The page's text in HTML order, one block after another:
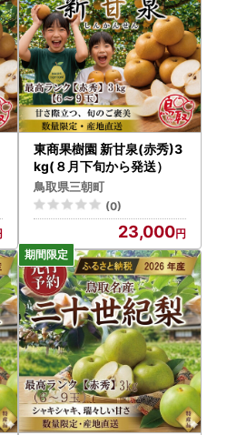
東商果樹園 新甘泉(赤秀)3
kg(８月下旬から発送）
鳥取県三朝町
(0)
23,000